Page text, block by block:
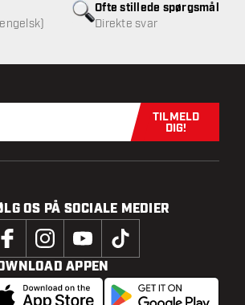
Ofte stillede spørgsmål
Direkte svar
ikke tilgængelig
Tilmeld dig
TILMELD
DIG!
OS PÅ SOCIALE MEDIER
APPEN